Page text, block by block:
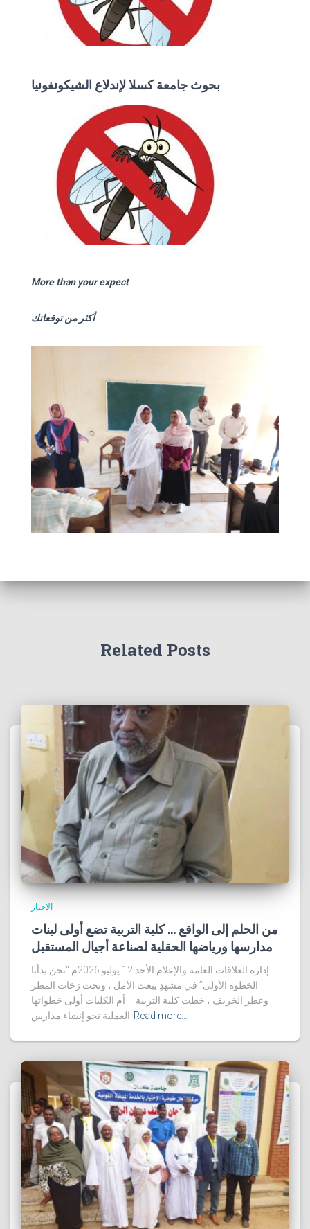
بحوث جامعة كسلا لإندلاع الشيكونغونيا
More than your expect
أكثر من توقعاتك
Related Posts
الاخبار
من الحلم إلى الواقع … كلية التربية تضع أولى لبنات
مدارسها ورياضها الحقلية لصناعة أجيال المستقبل
إدارة العلاقات العامة والإعلام الأحد 12 يوليو 2026م “نحن بدأنا
الخطوة الأولى” في مشهدٍ يبعث الأمل ، وتحت زخات المطر
وعطر الخريف ، خطت كلية التربية – أم الكليات أولى خطواتها
العملية نحو إنشاء مدارس Read more…